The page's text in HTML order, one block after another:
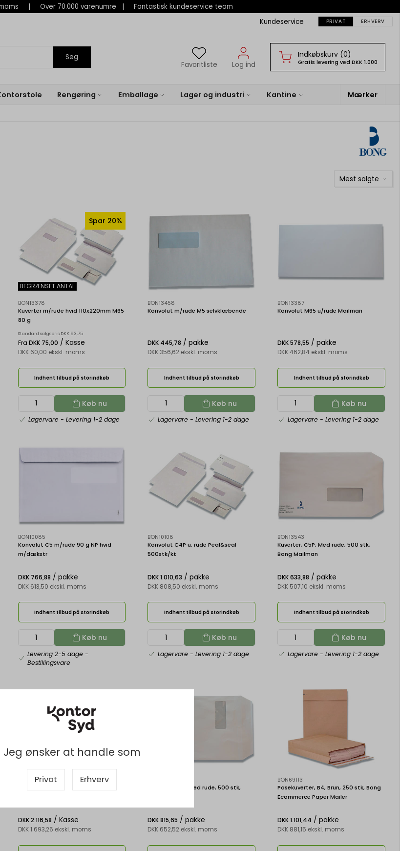
moms | Over 70.000 varenumre | Fantastisk kundeservice team
Kundeservice PRIVAT ERHVERV
Søg
Favoritliste
Log ind
Indkøbskurv (0)
Gratis levering ved DKK 1.000
Rengøring Emballage Lager og industri Kantine Mærker
Jeg ønsker at handle som
Privat Erhverv
Mest solgte
BEGRÆNSET ANTAL
Spar 20%
BON13378
Kuverter m/rude hvid 110x220mm M65
80 g
Standard salgspris DKK 93,75
Fra DKK 75,00 / Kasse
DKK 60,00 ekskl. moms
Indhent tilbud på storindkøb
Køb nu
Lagervare- Levering 1-2 dage
BON13458
Konvolut m/rude M5 selvklæbende
DKK 445,78 / pakke
DKK 356,62 ekskl. moms
Indhent tilbud på storindkøb
Køb nu
Lagervare - Levering 1-2 dage
BON13387
Konvolut M65 u/rude Mailman
DKK 578,55 / pakke
DKK 462,84 ekskl. moms
Indhent tilbud på storindkøb
Køb nu
Lagervare - Levering 1-2 dage
BON10085
Konvolut C5 m/rude 90 g NP hvid
m/dækstr
DKK 766,88 / pakke
DKK 613,50 ekskl. moms
Indhent tilbud på storindkøb
Køb nu
Levering 2-5 dage -
Bestillingsvare
BON10108
Konvolut C4P u. rude Peal&seal
500stk/kt
DKK 1.010,63 / pakke
DKK 808,50 ekskl. moms
Indhent tilbud på storindkøb
Køb nu
Lagervare - Levering 1-2 dage
BON13543
Kuverter, C5P, Med rude, 500 stk,
Bong Mailman
DKK 633,88 / pakke
DKK 507,10 ekskl. moms
Indhent tilbud på storindkøb
Køb nu
Lagervare - Levering 1-2 dage
BON11627
DKK 2.116,58 / Kasse
DKK 1.693,26 ekskl. moms
Kuverter, C4P, Med rude, 500 stk,
DKK 815,65 / pakke
DKK 652,52 ekskl. moms
BON69113
Posekuverter, B4, Brun, 250 stk, Bong
Ecommerce Paper Mailer
DKK 1.101,44 / pakke
DKK 881,15 ekskl. moms